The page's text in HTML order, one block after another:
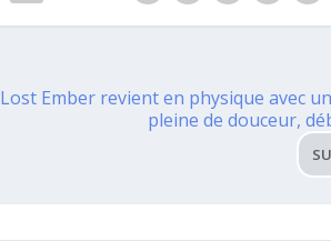
Lost Ember revient en physique avec
pleine de douceur,